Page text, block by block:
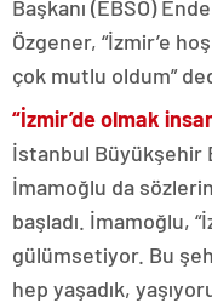
Başkanı (EBSO)
Özgener, “İzmir’e
çok mutlu oldum”
“İzmir’de olmak
İstanbul Büyükşehir
İmamoğlu da
başladı. İmamoğlu,
gülümsetiyor. Bu
hep yaşadık,